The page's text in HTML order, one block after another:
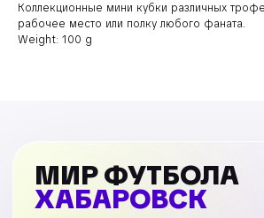
Коллекционные мини кубки различных
рабочее место или полку любого фаната.
Weight: 100 g
МИР ФУТБОЛА
ХАБАРОВСК